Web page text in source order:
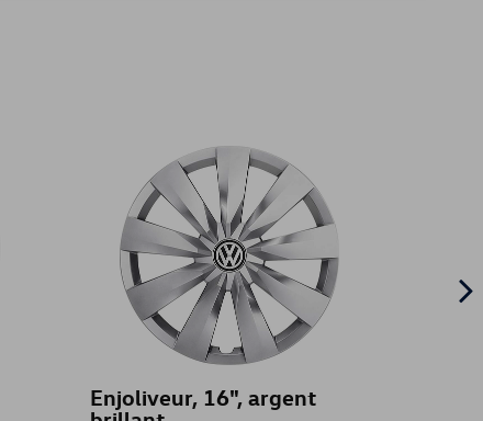
Enjoliveur, 16", argent